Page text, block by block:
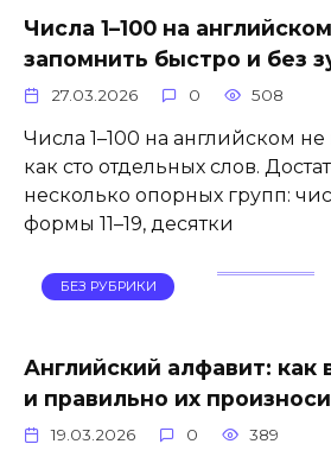
Числа 1–100 на
запомнить быстро и без
27.03.2026 0 508
Числа 1–100 на английском
как сто отдельных слов.
несколько опорных групп:
формы 11–19, десятки
БЕЗ РУБРИКИ
Английский алфавит: как
и правильно их
19.03.2026 0 389